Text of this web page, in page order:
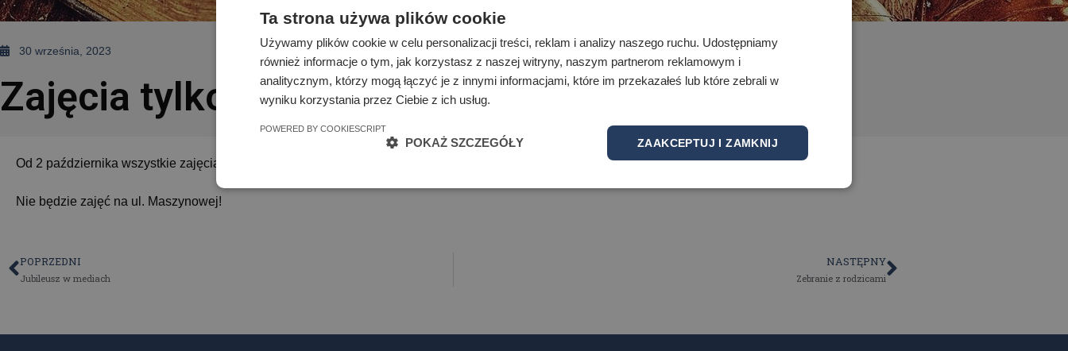
30 września, 2023
Zajęcia tylko na ul. Projektowej
Od 2 października wszystkie zajęcia będą odbywać się tylko w budynku przy ul. Projektowej 4.
Nie będzie zajęć na ul. Maszynowej!
POPRZEDNI
Jubileusz w mediach
NASTĘPNY
Zebranie z rodzicami
Ta strona używa plików cookie
Używamy plików cookie w celu personalizacji treści, reklam i analizy naszego ruchu. Udostępniamy
również informacje o tym, jak korzystasz z naszej witryny, naszym partnerom reklamowym i
analitycznym, którzy mogą łączyć je z innymi informacjami, które im przekazałeś lub które zebrali w
wyniku korzystania przez Ciebie z ich usług.
ZAAKCEPTUJ I ZAMKNIJ
POKAŻ SZCZEGÓŁY
POWERED BY COOKIESCRIPT